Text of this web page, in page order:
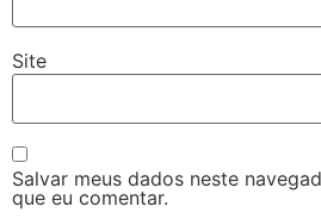
Site
Salvar meus dados neste
que eu comentar.